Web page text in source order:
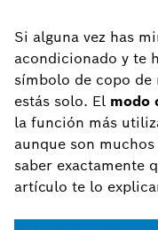
Si alguna vez has
acondicionado y te
símbolo de copo
estás solo. El modo
la función más
aunque son
saber exactamente
artículo te lo